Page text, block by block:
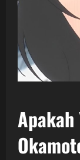
Apakah